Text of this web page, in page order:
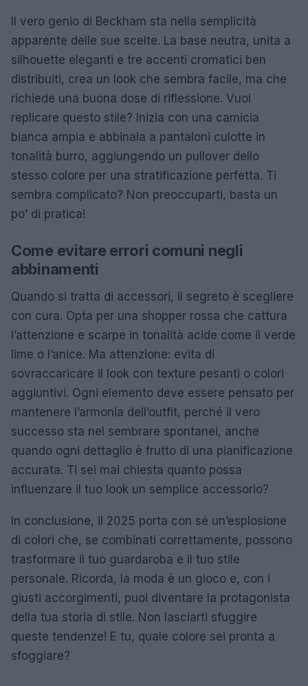
Il vero genio di Beckham sta nella semplicità
apparente delle sue scelte. La base neutra, unita a
silhouette eleganti e tre accenti cromatici ben
distribuiti, crea un look che sembra facile, ma che
richiede una buona dose di riflessione. Vuoi
replicare questo stile? Inizia con una camicia
bianca ampia e abbinala a pantaloni culotte in
tonalità burro, aggiungendo un pullover dello
stesso colore per una stratificazione perfetta. Ti
sembra complicato? Non preoccuparti, basta un
po’ di pratica!
Come evitare errori comuni negli
abbinamenti
Quando si tratta di accessori, il segreto è scegliere
con cura. Opta per una shopper rossa che cattura
l’attenzione e scarpe in tonalità acide come il verde
lime o l’anice. Ma attenzione: evita di
sovraccaricare il look con texture pesanti o colori
aggiuntivi. Ogni elemento deve essere pensato per
mantenere l’armonia dell’outfit, perché il vero
successo sta nel sembrare spontanei, anche
quando ogni dettaglio è frutto di una pianificazione
accurata. Ti sei mai chiesta quanto possa
influenzare il tuo look un semplice accessorio?
In conclusione, il 2025 porta con sé un’esplosione
di colori che, se combinati correttamente, possono
trasformare il tuo guardaroba e il tuo stile
personale. Ricorda, la moda è un gioco e, con i
giusti accorgimenti, puoi diventare la protagonista
della tua storia di stile. Non lasciarti sfuggire
queste tendenze! E tu, quale colore sei pronta a
sfoggiare?